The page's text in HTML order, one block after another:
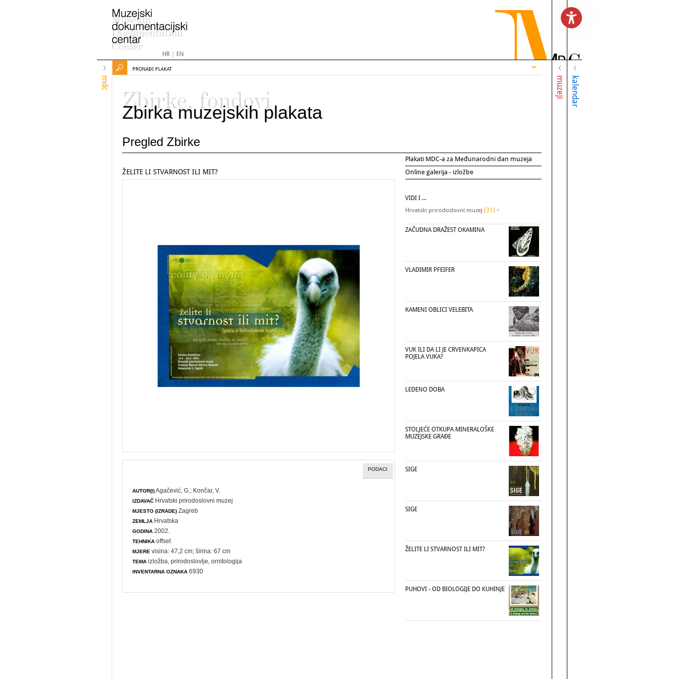
HR| EN
mdc muzeji kalendar
PRONAĐI PLAKAT
Zbirke, fondovi
Zbirka muzejskih plakata
Pregled Zbirke
Plakati MDC-a za Međunarodni dan muzeja
Online galerija - izložbe
ŽELITE LI STVARNOST ILI MIT?
PODACI
AUTOR(I)Agačević, G. ; Končar, V.
IZDAVAČ Hrvatski prirodoslovni muzej
MJESTO (IZRADE) Zagreb
ZEMLJA Hrvatska
GODINA 2002.
TEHNIKA offset
MJERE visina: 47,2 cm; širina: 67 cm
TEMA izložba ,prirodoslovlje ,ornitologija
INVENTARNA OZNAKA 6930
VIDI I ...
Hrvatski prirodoslovni muzej (31) >
ZAČUDNA DRAŽEST OKAMINA
VLADIMIR PFEIFER
KAMENI OBLICI VELEBITA
VUK ILI DA LI JE CRVENKAPICA
POJELA VUKA?
LEDENO DOBA
STOLJEĆE OTKUPA MINERALOŠKE
MUZEJSKE GRAĐE
SIGE
SIGE
ŽELITE LI STVARNOST ILI MIT?
PUHOVI - OD BIOLOGIJE DO KUHINJE